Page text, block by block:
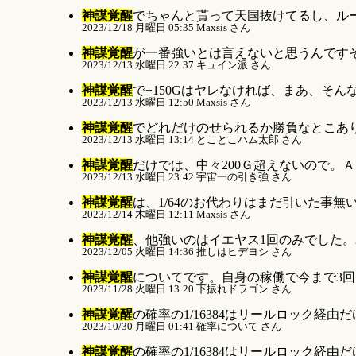
神謀覚醒でちゃんと貰って天国抜けてるし、ル
2023/12/18 月曜日 05:35 Maxsis さん
神謀覚醒が一番強いとは言えないと思うんです
2023/12/13 水曜日 22:37 キュイン派 さん
神謀覚醒で+150Gはヤレなければ、まあ、そん
2023/12/13 水曜日 12:50 Maxsis さん
神謀覚醒でどれだけのせられるか勝負なとこあ
2023/12/13 水曜日 13:14 とことこハム太郎 さん
神謀覚醒だけでは、中々200Ｇ超えないので。
2023/12/13 水曜日 23:42 宇宙一の引き強 さん
神謀覚醒は、1/64のお代わりはまだ引いた事無
2023/12/14 木曜日 12:11 Maxsis さん
神謀覚醒 、他強いのはイエヤス1回のみでした
2023/12/05 火曜日 14:36 推しはヒデヨシ さん
神謀覚醒についてです。自身の稼働で今まで3
2023/11/28 火曜日 13:20 下振れドラゴン さん
神謀覚醒の確率の1/16384はリールロック経由
2023/10/30 月曜日 01:41 確率について さん
神謀覚醒の確率の1/16384はリールロック経由